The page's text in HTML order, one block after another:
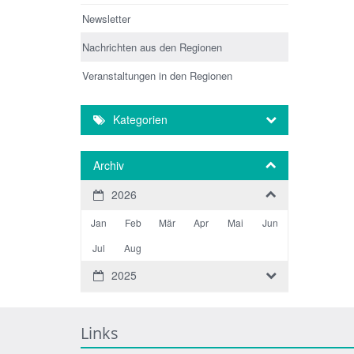
Newsletter
Nachrichten aus den Regionen
Veranstaltungen in den Regionen
Kategorien
Archiv
2026
Jan Feb Mär Apr Mai
Jun
Jul
Aug
2025
Links